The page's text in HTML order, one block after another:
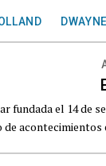
fundada el 14 de
acontecimientos